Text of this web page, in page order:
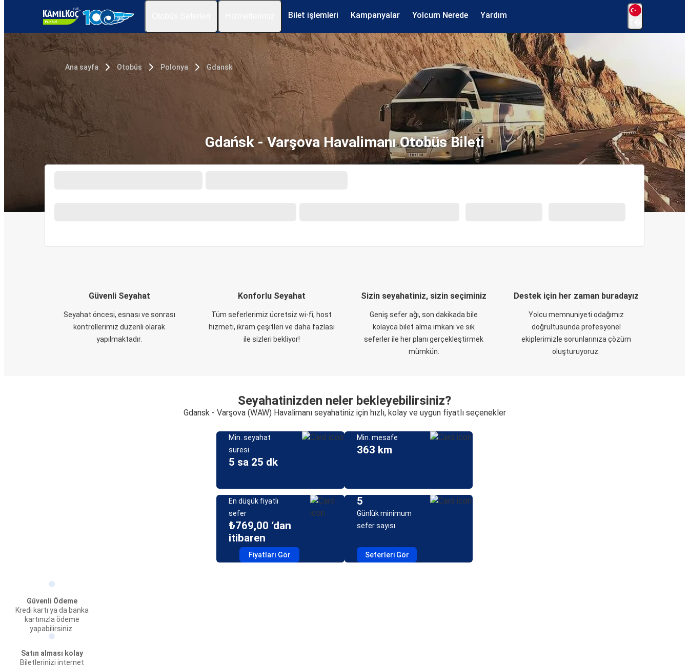
Bilet işlemleri Kampanyalar Yolcum Nerede Yardım
Ana sayfa Otobüs Polonya Gdansk
Gdańsk - Varşova Havalimanı Otobüs Bileti
Güvenli Seyahat
Seyahat öncesi, esnası ve sonrası
kontrollerimiz düzenli olarak
yapılmaktadır.
Konforlu Seyahat
Tüm seferlerimiz ücretsiz wi-fi, host
hizmeti, ikram çeşitleri ve daha fazlası
ile sizleri bekliyor!
Sizin seyahatiniz, sizin seçiminiz
Geniş sefer ağı, son dakikada bile
kolayca bilet alma imkanı ve sık
seferler ile her planı gerçekleştirmek
mümkün.
Destek için her zaman buradayız
Yolcu memnuniyeti odağımız
doğrultusunda profesyonel
ekiplerimizle sorunlarınıza çözüm
oluşturuyoruz.
Seyahatinizden neler bekleyebilirsiniz?
Gdansk - Varşova (WAW) Havalimanı seyahatiniz için hızlı, kolay ve uygun fiyatlı seçenekler
Min. seyahat
süresi
5 sa 25 dk
Min. mesafe
363 km
En düşük fiyatlı
sefer
₺769,00 ‘dan
itibaren
Fiyatları Gör
5
Günlük minimum
sefer sayısı
Seferleri Gör
Güvenli Ödeme
Kredi kartı ya da banka
kartınızla ödeme
yapabilirsiniz.
Satın alması kolay
Biletlerinizi internet